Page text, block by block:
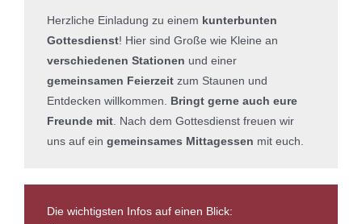
Herzliche Einladung zu einem kunterbunten
Gottesdienst! Hier sind Große wie Kleine an
verschiedenen Stationen und einer
gemeinsamen Feierzeit zum Staunen und
Entdecken willkommen. Bringt gerne auch eure
Freunde mit. Nach dem Gottesdienst freuen wir
uns auf ein gemeinsames Mittagessen mit euch.
Die wichtigsten Infos auf einen Blick: